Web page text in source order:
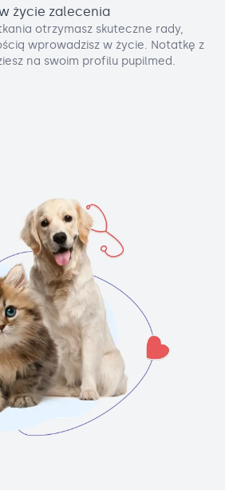
życie zalecenia
otrzymasz skuteczne rady,
wprowadzisz w życie. Notatkę z
na swoim profilu pupilmed.